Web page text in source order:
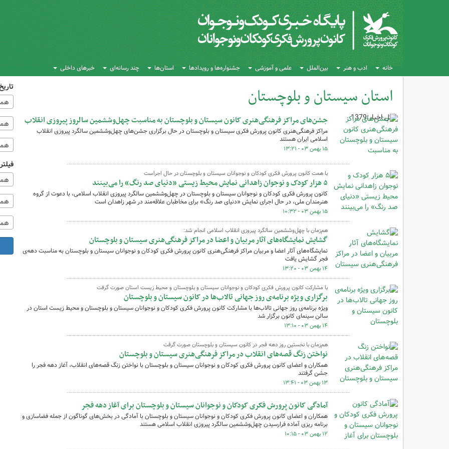
خانه ادب و هنر بین‌الملل علمی و آموزشی جشنواره‌ها و رویدادها استان‌ها چند رسانه‌ای خبرهای داخلی
استان سیستان و بلوچستان
کل اخبار:1379 جشن‌های مراکز فرهنگی‌هنری کانون سیستان و بلوچستان به مناسبت چهل‌وششمین سالروز پیروزی انقلاب
مراکز فرهنگی‌هنری کانون پرورش فکری سیستان و بلوچستان در حال برگزاری جشن‌های چهل‌وششمین سالگرد پیروزی انقلاب
اسلامی ایران هستند
۱۵ بهمن ۰۳ - ۱۳:۲۱
با همت کانون پرورش فکری کودکان و نوجوانان سیستان و بلوچستان در حال اجراست
۵ هزار کودک و نوجوان زاهدانی نمایش محیط زیستی «دنیای صد رنگ» را می‌بینند
کانون پرورش فکری کودکان و نوجوانان سیستان و بلوچستان در چهل‌وششمین سالگرد پیروزی انقلاب اسلامی، با دعوت از گروه
هنرمندان ملی، در حال اجرای نمایش «دنیای صد رنگ» برای مخاطبان علاقه‌مند در شهر زاهدان است
۱۵ بهمن ۰۳ - ۱۰:۳۲
هم‌زمان با چهل‌وششمین سالگرد پیروزی انقلاب اسلامی انجام شد:
گشایش نمایشگاه‌های آثار مربیان و اعضا در مراکز فرهنگی‌هنری سیستان و بلوچستان
نمایشگاه‌های آثار اعضا و مربیان مراکز فرهنگی‌هنری کانون پرورش فکری کودکان و نوجوانان سیستان و بلوچستان به مناسبت دهه‌ی
فجر گشایش یافت
۱۴ بهمن ۰۳ - ۱۳:۲۰
با مشارکت کانون پرورش فکری کودکان و نوجوانان سیستان و بلوچستان و محیط زیست استان صورت گرفت
برگزاری ویژه برنامه‌ی روز جهانی تالاب‌ها در کانون سیستان و بلوچستان
ویژه برنامه‌ی روز جهانی تالاب‌ها با مشارکت کانون پرورش فکری کودکان و نوجوانان سیستان و بلوچستان و محیط زیست استان در
سالن سینمای کانون برگزار شد
۱۴ بهمن ۰۳ - ۱۳:۱۰
هم‌زمان با نخستین روز دهه فجر در کانون سیستان و بلوچستان صورت گرفت
نواختن زنگ قصه‌های انقلاب در مراکز فرهنگی‌هنری سیستان و بلوچستان
همکاران و اعضای کانون پرورش فکری کودکان و نوجوانان سیستان و بلوچستان با نواختن زنگ قصه‌های انقلاب، آغاز دهه فجر را
جشن گرفتند
۱۳ بهمن ۰۳ - ۱۳:۴۱
آمادگی کانون پرورش فکری کودکان و نوجوانان سیستان و بلوچستان برای آغاز دهه فجر
همکاران و اعضای کانون پرورش فکری کودکان و نوجوانان سیستان و بلوچستان با آمادگی در بخش‌های گوناگون از جمله فضاسازی و
برنامه ریزی آماده فرارسیدن چهل‌وششمین سالگرد پیروزی انقلاب اسلامی هستند
۱۲ بهمن ۰۳ - ۱۰:۱۵